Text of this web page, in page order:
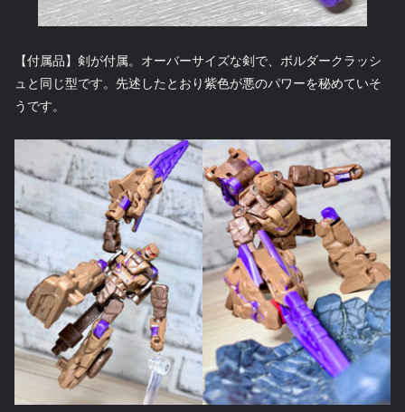
【付属品】剣が付属。オーバーサイズな剣で、ボルダークラッシ
ュと同じ型です。先述したとおり紫色が悪のパワーを秘めていそ
うです。